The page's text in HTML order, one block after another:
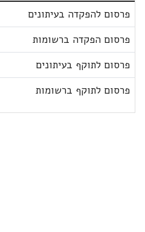
פרסום להפקדה בעיתונים
פרסום הפקדה ברשומות
פרסום לתוקף בעיתונים
פרסום לתוקף ברשומות